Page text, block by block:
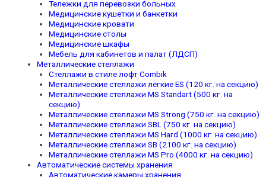
Тележки для перевозки больных
Медицинские кушетки и банкетки
Медицинские кровати
Медицинские столы
Медицинские шкафы
Мебель для кабинетов и палат (ЛДСП)
Металлические стеллажи
Стеллажи в стиле лофт Combik
Металлические стеллажи лёгкие ES (120 кг. на секцию)
Металлические стеллажи MS Standart (500 кг. на
секцию)
Металлические стеллажи MS Strong (750 кг. на секцию)
Металлические стеллажи SBL (750 кг. на секцию)
Металлические стеллажи MS Hard (1000 кг. на секцию)
Металлические стеллажи SB (2100 кг. на секцию)
Металлические стеллажи MS Pro (4000 кг. на секцию)
Автоматические системы хранения
Автоматические камеры хранения